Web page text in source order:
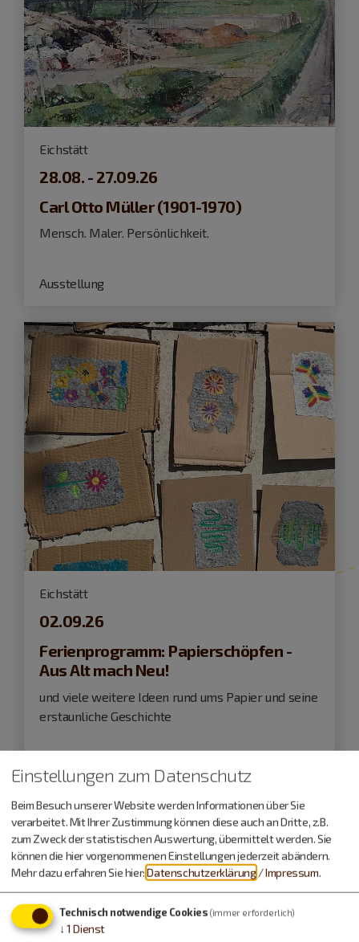
Eichstätt
28.08. - 27.09.26
Carl Otto Müller (1901-1970)
Mensch. Maler. Persönlichkeit.
Ausstellung
Eichstätt
02.09.26
Ferienprogramm: Papierschöpfen -
Aus Alt mach Neu!
und viele weitere Ideen rund ums Papier und seine
erstaunliche Geschichte
Kinderveranstaltung
Einstellungen zum Datenschutz
Beim Besuch unserer Website werden Informationen über Sie
verarbeitet. Mit Ihrer Zustimmung können diese auch an Dritte, z.B.
zum Zweck der statistischen Auswertung, übermittelt werden. Sie
können die hier vorgenommenen Einstellungen jederzeit abändern.
Mehr dazu erfahren Sie hier:Datenschutzerklärung /Impressum.
Technisch notwendige Cookies (immer erforderlich)
↓ 1 Dienst